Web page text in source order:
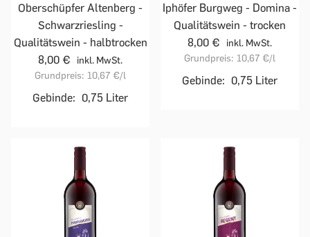
Oberschüpfer Altenberg -
Schwarzriesling -
Qualitätswein - halbtrocken
8,00 €
inkl. MwSt.
Grundpreis: 10,67 €/l
Gebinde: 0,75 Liter
Iphöfer Burgweg - Domina -
Qualitätswein - trocken
8,00 €
inkl. MwSt.
Grundpreis: 10,67 €/l
Gebinde: 0,75 Liter